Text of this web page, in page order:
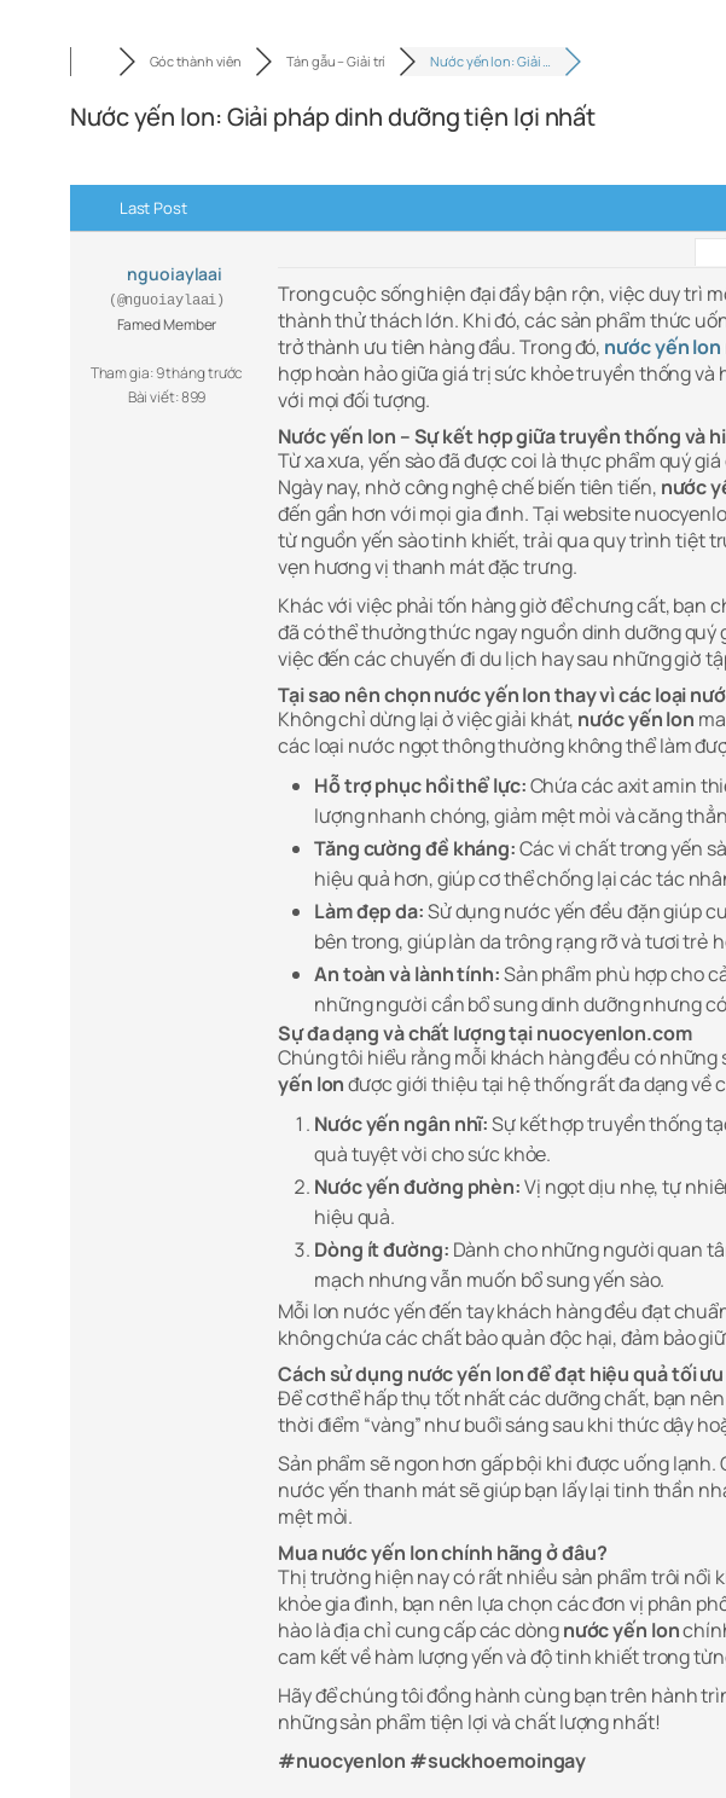
Góc thành viên Tán gẫu – Giải trí Nước yến lon: Giải …
Nước yến lon: Giải pháp dinh dưỡng tiện lợi nhất
Last Post
nguoiaylaai
(@nguoiaylaai)
Famed Member
Tham gia: 9 tháng trước
Bài viết: 899
Trong cuộc sống hiện đại đầy bận rộn, việc duy trì
thành thử thách lớn. Khi đó, các sản phẩm thức
trở thành ưu tiên hàng đầu. Trong đó, nước yến lon
hợp hoàn hảo giữa giá trị sức khỏe truyền thống
với mọi đối tượng.
Nước yến lon – Sự kết hợp giữa truyền thống và
Từ xa xưa, yến sào đã được coi là thực phẩm quý
Ngày nay, nhờ công nghệ chế biến tiên tiến, nước
đến gần hơn với mọi gia đình. Tại website
từ nguồn yến sào tinh khiết, trải qua quy trình tiệt
vẹn hương vị thanh mát đặc trưng.
Khác với việc phải tốn hàng giờ để chưng cất, bạn
đã có thể thưởng thức ngay nguồn dinh dưỡng quý
việc đến các chuyến đi du lịch hay sau những giờ
Tại sao nên chọn nước yến lon thay vì các loại
Không chỉ dừng lại ở việc giải khát, nước yến lon
các loại nước ngọt thông thường không thể làm
Hỗ trợ phục hồi thể lực:Chứa các axit amin
lượng nhanh chóng, giảm mệt mỏi và căng
Tăng cường đề kháng:Các vi chất trong yến
hiệu quả hơn, giúp cơ thể chống lại các tác
Làm đẹp da:Sử dụng nước yến đều đặn giúp
bên trong, giúp làn da trông rạng rỡ và tươi trẻ
An toàn và lành tính:Sản phẩm phù hợp cho
những người cần bổ sung dinh dưỡng nhưng
Sự đa dạng và chất lượng tại nuocyenlon.com
Chúng tôi hiểu rằng mỗi khách hàng đều có những
yến lonđược giới thiệu tại hệ thống rất đa dạng về
Nước yến ngân nhĩ:Sự kết hợp truyền thống
quà tuyệt vời cho sức khỏe.
Nước yến đường phèn:Vị ngọt dịu nhẹ, tự
hiệu quả.
Dòng ít đường: Dành cho những người quan
mạch nhưng vẫn muốn bổ sung yến sào.
Mỗi lon nước yến đến tay khách hàng đều đạt
không chứa các chất bảo quản độc hại, đảm bảo
Cách sử dụng nước yến lon để đạt hiệu quả tối ưu
Để cơ thể hấp thụ tốt nhất các dưỡng chất, bạn
thời điểm “vàng” như buổi sáng sau khi thức dậy
Sản phẩm sẽ ngon hơn gấp bội khi được uống
nước yến thanh mát sẽ giúp bạn lấy lại tinh thần
mệt mỏi.
Mua nước yến lon chính hãng ở đâu?
Thị trường hiện nay có rất nhiều sản phẩm trôi nổi
khỏe gia đình, bạn nên lựa chọn các đơn vị phân
hào là địa chỉ cung cấp các dòngnước yến lon
cam kết về hàm lượng yến và độ tinh khiết trong
Hãy để chúng tôi đồng hành cùng bạn trên hành
những sản phẩm tiện lợi và chất lượng nhất!
#nuocyenlon #suckhoemoingay